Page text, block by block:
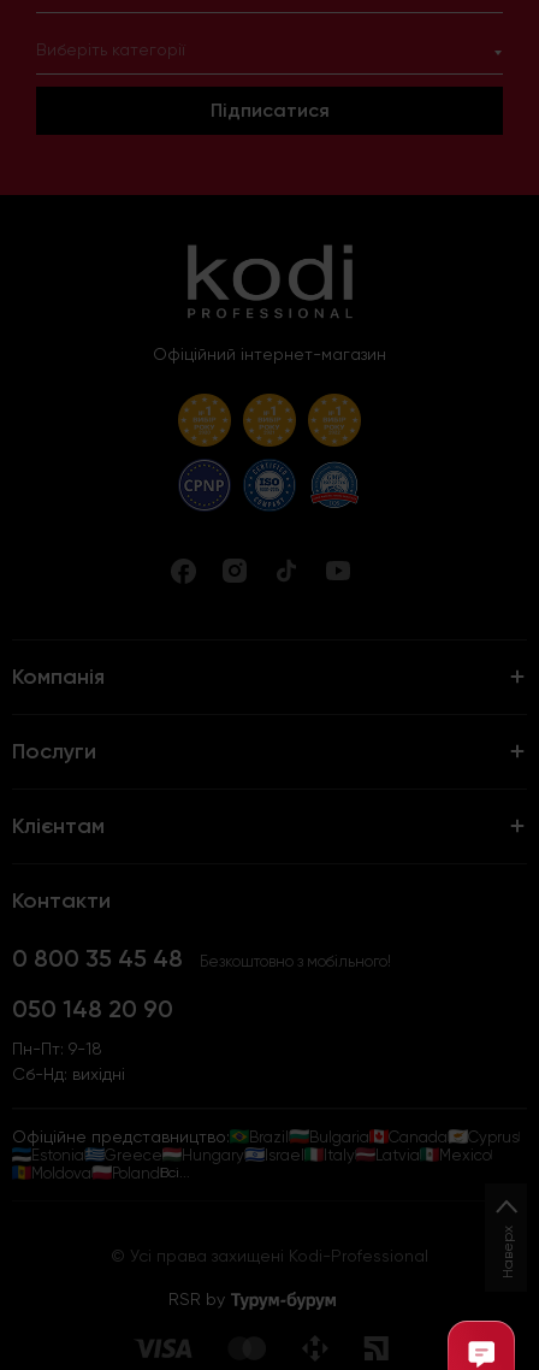
Виберіть категорії
Підписатися
Офіційний інтернет-магазин
Компанія
Послуги
Клієнтам
Контакти
0 800 35 45 48 Безкоштовно з мобільного!
050 148 20 90
Пн-Пт: 9-18
Сб-Нд: вихідні
Офіційне представництво: Brazil Bulgaria Canada
Cyprus
Estonia
Greece Hungary Israel Italy Latvia
Mexico
Moldova
PolandВсі...
© Усі права захищені Kodi-Professional
RSR by
Наверх